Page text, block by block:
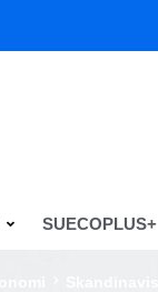
SUECOPLUS+